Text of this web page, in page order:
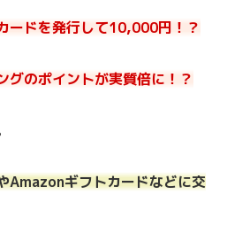
ードを発行して10,000円！？
グのポイントが実質倍に！？
Amazonギフトカードなどに交